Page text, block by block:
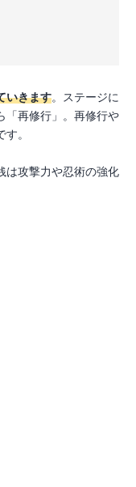
いきます。ステージに
「再修行」。再修行や
。
は攻撃力や忍術の強化